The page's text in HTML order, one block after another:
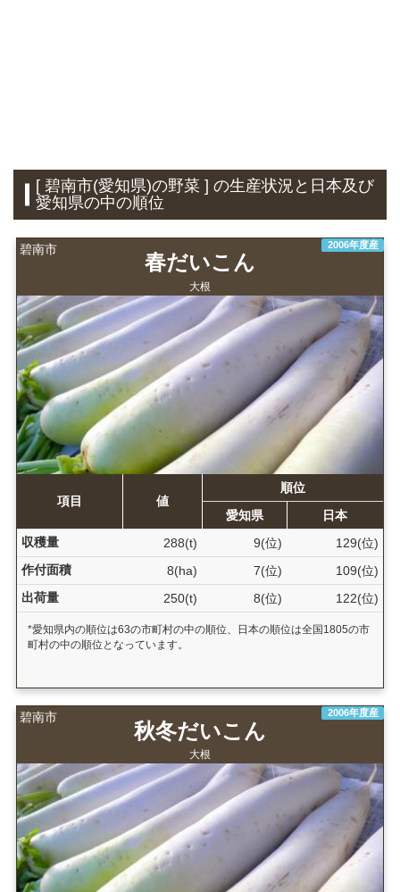
[ 碧南市(愛知県)の野菜 ] の生産状況と日本及び
愛知県の中の順位
碧南市 2006年度産
春だいこん
大根
項目 値
順位
愛知県
日本
収穫量
288(t) 9(位)
129(位)
作付面積
8(ha) 7(位)
109(位)
出荷量
250(t) 8(位) 122(位)
*愛知県内の順位は63の市町村の中の順位、日本の順位は全国1805の市
町村の中の順位となっています。
碧南市 2006年度産
秋冬だいこん
大根